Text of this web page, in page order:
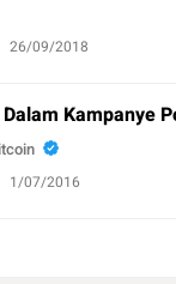
26/09/2018
Kampanye
1/07/2016